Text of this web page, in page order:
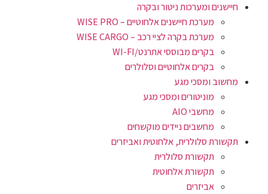
חיישנים ומערכות ניטור ובקרה
מערכת חיישנים אלחוטיים – WISE PRO
מערכת בקרה לציי רכב – WISE CARGO
בקרים מבוססי אתרנט/WI-FI
בקרים אלחוטיים וסלולרים
מחשוב ומסכי מגע
מוניטורים ומסכי מגע
מחשבי AIO
מחשבים ניידים מוקשחים
תקשורת סלולרית, אלחוטית ואביזרים
תקשורת סלולרית
תקשורת אלחוטית
אביזרים